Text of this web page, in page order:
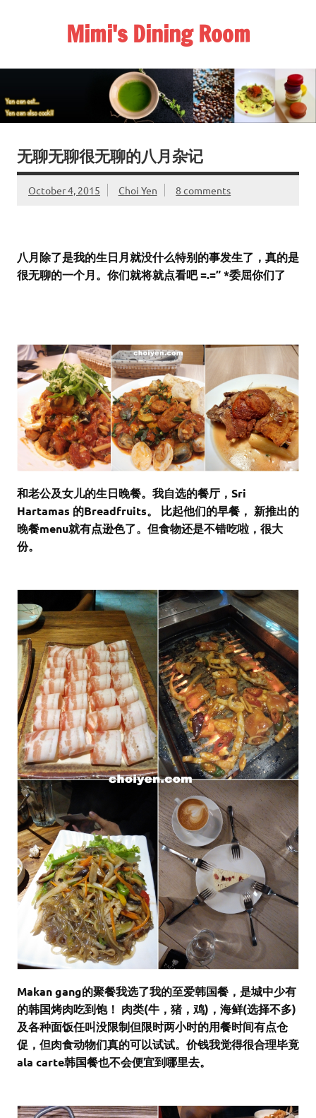
Mimi's Dining Room
无聊无聊很无聊的八月杂记
October 4, 2015 Choi Yen 8 comments
八月除了是我的生日月就没什么特别的事发生了，真的是
很无聊的一个月。你们就将就点看吧 =.=” *委屈你们了
和老公及女儿的生日晚餐。我自选的餐厅，Sri
Hartamas 的Breadfruits。 比起他们的早餐， 新推出的
晚餐menu就有点逊色了。但食物还是不错吃啦，很大
份。
Makan gang的聚餐我选了我的至爱韩国餐，是城中少有
的韩国烤肉吃到饱！ 肉类(牛，猪，鸡)，海鲜(选择不多)
及各种面饭任叫没限制但限时两小时的用餐时间有点仓
促，但肉食动物们真的可以试试。价钱我觉得很合理毕竟
ala carte韩国餐也不会便宜到哪里去。